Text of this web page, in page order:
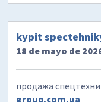
kypit
18 de mayo de
продажа
group.com.ua